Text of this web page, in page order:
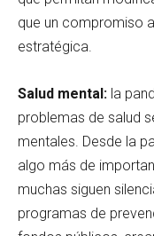
que un compromiso
estratégica.
Salud mental: la
problemas de salud
mentales. Desde la
algo más de
muchas siguen
programas de